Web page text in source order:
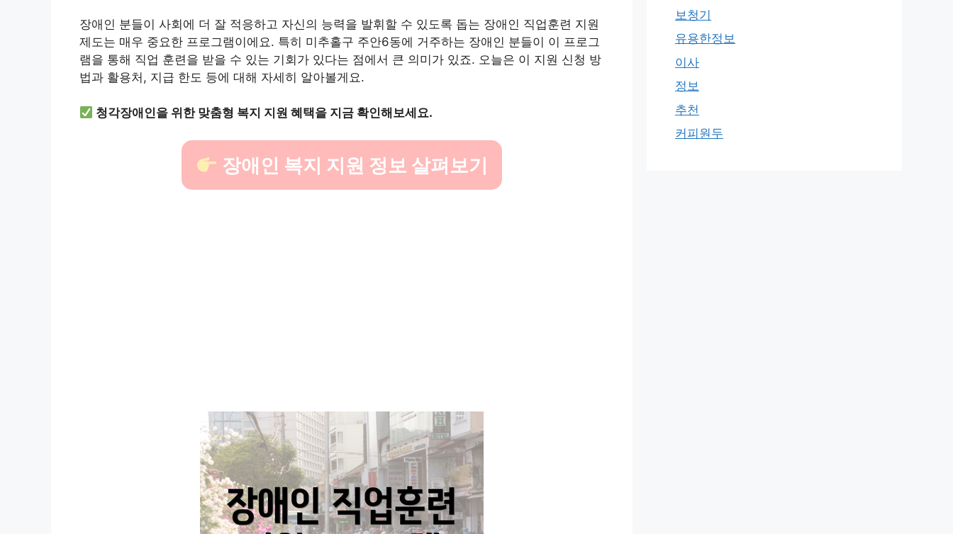
장애인 분들이 사회에 더 잘 적응하고 자신의 능력을 발휘할 수 있도록 돕는 장애인 직업훈련 지원
제도는 매우 중요한 프로그램이에요. 특히 미추홀구 주안6동에 거주하는 장애인 분들이 이 프로그
램을 통해 직업 훈련을 받을 수 있는 기회가 있다는 점에서 큰 의미가 있죠. 오늘은 이 지원 신청 방
법과 활용처, 지급 한도 등에 대해 자세히 알아볼게요.
청각장애인을 위한 맞춤형 복지 지원 혜택을 지금 확인해보세요.
장애인 복지 지원 정보 살펴보기
보청기
유용한정보
이사
정보
추천
커피원두